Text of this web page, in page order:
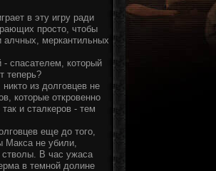
в эту игру ради
просто, чтобы
алчных, меркантильных
- спасателем, который
теперь?
из долговцев не
которые откровенно
и сталкеров - тем
еще до того,
Макса не убили,
стволы. В час ужаса
в темной долине